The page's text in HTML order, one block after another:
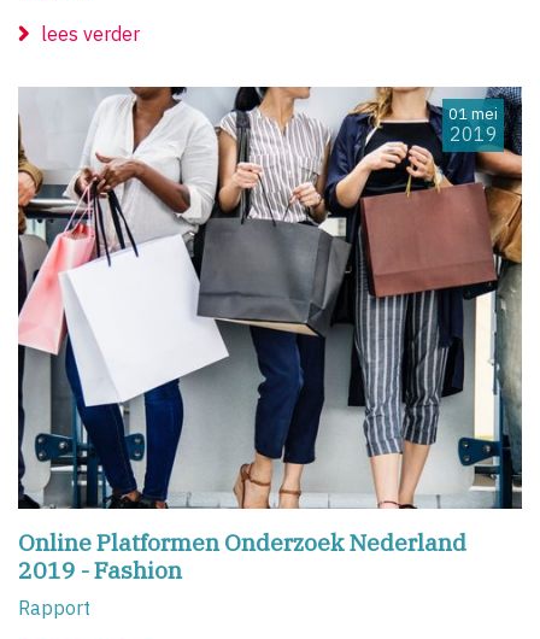
lees verder
Online Platformen Onderzoek Nederland
2019 - Fashion
Rapport
01 mei
2019